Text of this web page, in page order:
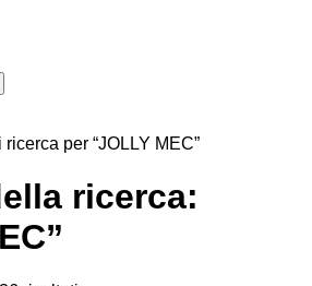
per “JOLLY MEC”
ricerca: